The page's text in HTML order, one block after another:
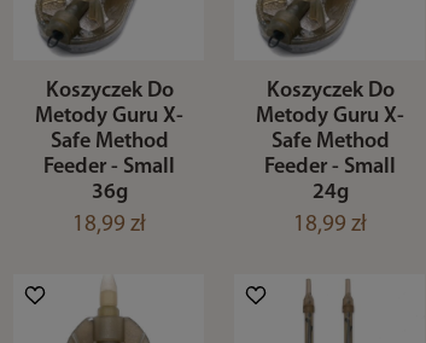
Koszyczek Do
Metody Guru X-
Safe Method
Feeder - Small
36g
18,99 zł
Koszyczek Do
Metody Guru X-
Safe Method
Feeder - Small
24g
18,99 zł